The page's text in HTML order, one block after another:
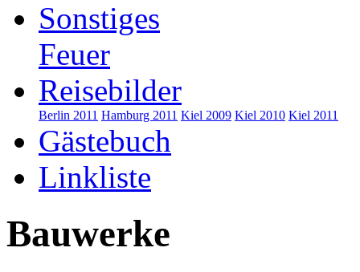
Sonstiges
Feuer
Reisebilder
Berlin 2011 Hamburg 2011 Kiel 2009 Kiel 2010 Kiel 2011
Gästebuch
Linkliste
Bauwerke